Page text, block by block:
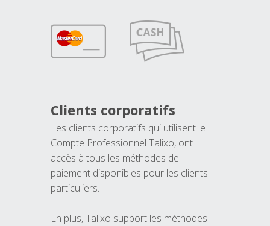
Clients corporatifs
Les clients corporatifs qui utilisent le
Compte Professionnel Talixo, ont
accès à tous les méthodes de
paiement disponibles pour les clients
particuliers.
En plus, Talixo support les méthodes